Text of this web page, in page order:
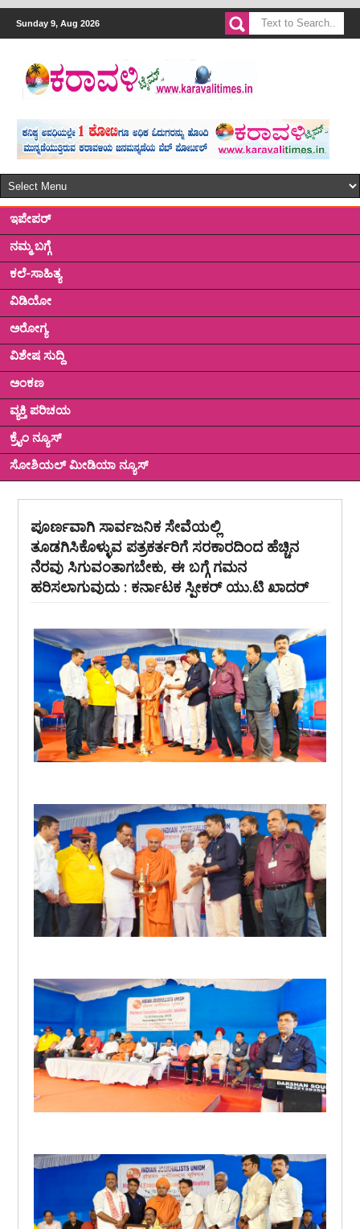
Sunday 9, Aug 2026
ಇಪೇಪರ್
ನಮ್ಮ ಬಗ್ಗೆ
ಕಲೆ-ಸಾಹಿತ್ಯ
ವಿಡಿಯೋ
ಅರೋಗ್ಯ
ವಿಶೇಷ ಸುದ್ದಿ
ಅಂಕಣ
ವ್ಯಕ್ತಿ ಪರಿಚಯ
ಕ್ರೈಂ ನ್ಯೂಸ್
ಸೋಶಿಯಲ್ ಮೀಡಿಯಾ ನ್ಯೂಸ್
ಪೂರ್ಣವಾಗಿ ಸಾರ್ವಜನಿಕ ಸೇವೆಯಲ್ಲಿ
ತೂಡಗಿಸಿಕೊಳ್ಳುವ ಪತ್ರಕರ್ತರಿಗೆ ಸರಕಾರದಿಂದ ಹೆಚ್ಚಿನ
ನೆರವು ಸಿಗುವಂತಾಗಬೇಕು, ಈ ಬಗ್ಗೆ ಗಮನ
ಹರಿಸಲಾಗುವುದು : ಕರ್ನಾಟಕ ಸ್ಪೀಕರ್ ಯು.ಟಿ ಖಾದರ್